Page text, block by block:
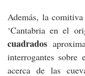
Además, la
‘Cantabria en el
cuadrados
interrogantes sobre
acerca de las